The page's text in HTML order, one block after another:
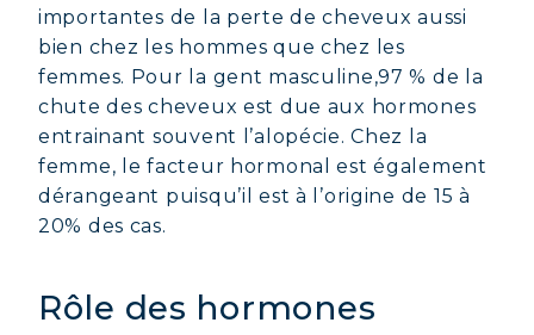
importantes de la perte de cheveux aussi
bien chez les hommes que chez les
femmes. Pour la gent masculine,97 % de la
chute des cheveux est due aux hormones
entrainant souvent l’alopécie. Chez la
femme, le facteur hormonal est également
dérangeant puisqu’il est à l’origine de 15 à
20% des cas.
Rôle des hormones